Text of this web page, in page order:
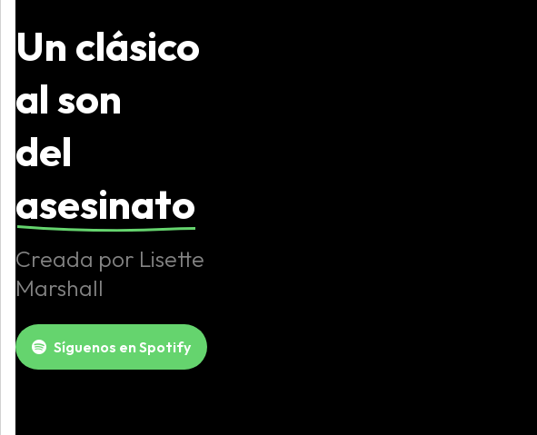
Un clásico
al son
del
asesinato
Creada por Lisette
Marshall
Síguenos en Spotify